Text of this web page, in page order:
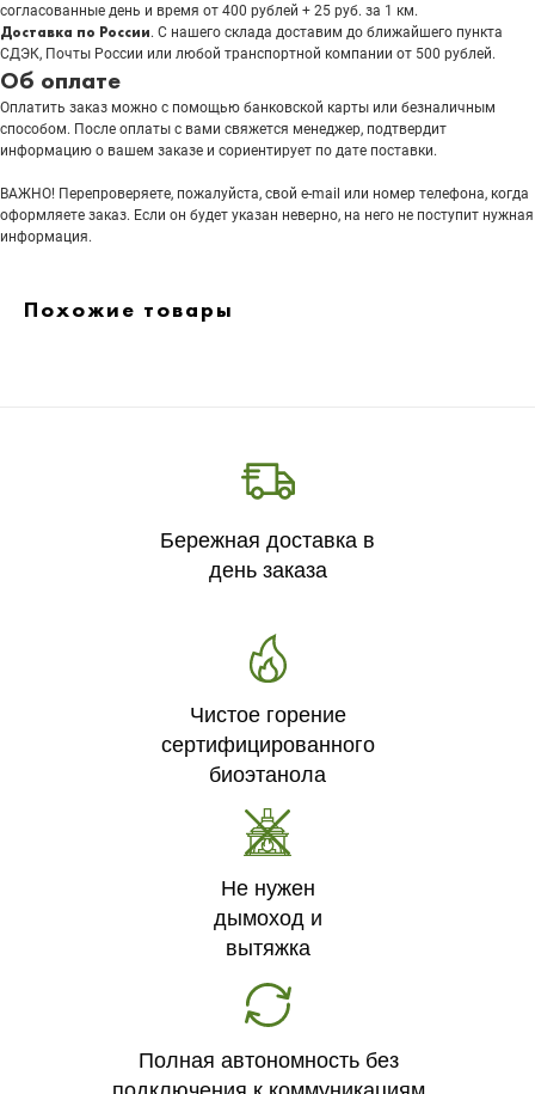
согласованные день и время от 400 рублей + 25 руб. за 1 км.
Доставка по России. С нашего склада доставим до ближайшего пункта
СДЭК, Почты России или любой транспортной компании от 500 рублей.
Об оплате
Оплатить заказ можно с помощью банковской карты или безналичным
способом. После оплаты с вами свяжется менеджер, подтвердит
информацию о вашем заказе и сориентирует по дате поставки.
ВАЖНО! Перепроверяете, пожалуйста, свой e-mail или номер телефона, когда
оформляете заказ. Если он будет указан неверно, на него не поступит нужная
информация.
Похожие товары
Бережная доставка в
день заказа
Чистое горение
сертифицированного
биоэтанола
Не нужен
дымоход и
вытяжка
Полная автономность без